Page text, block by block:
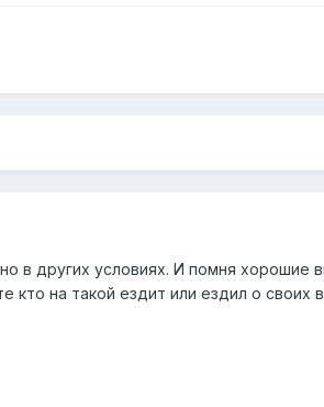
в других условиях. И помня хорошие
на такой ездит или ездил о своих